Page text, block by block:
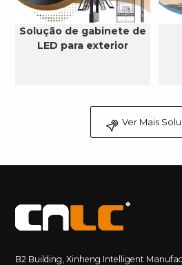
Solução de gabinete de
LED para exterior
Ver Mais
B2 Building, Xinheng Intelligent